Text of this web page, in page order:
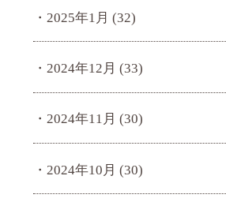
2025年1月 (32)
2024年12月 (33)
2024年11月 (30)
2024年10月 (30)